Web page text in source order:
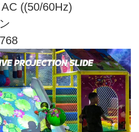
((50/60Hz)